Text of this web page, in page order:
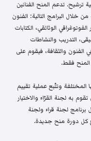
ترشيح. تدعم المنح الفنانين
خلال البرامج التالية: الفنون
الفوتوغرافي الوثائقي، الكتابات
التدريب والنشاطات
في الفنون والثقافة، فيقوم على
فقط.
عبر برامجها المختلفة وتتّبع عملية تقييم
به لجنة القرّاء والاختيار
لجنة قراء ولجنة
كل دورة منح جديدة.